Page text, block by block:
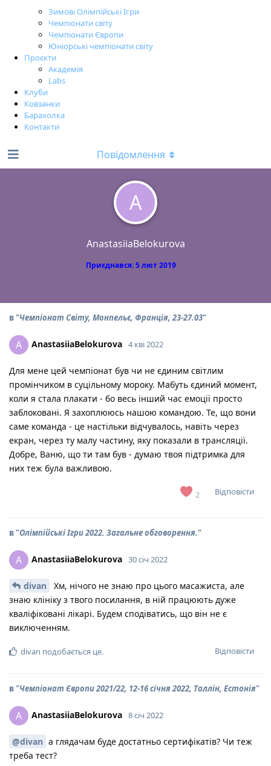
Зимові Олімпійські Ігри
Чемпіонати світу
Чемпіонати Європи
Юніорські чемпіонати світу
Проєкти
Академія
Labs
Клуби
Ковзанки
Барахолка
Контакти
A
AnastasiiaBelokurova
Приєднався:5 лют 2019
Повідомлення
в "Чемпіонат Світу, Монпельє, Франція, 23-27.03"
A AnastasiiaBelokurova 4 кві 2022
Для мене цей чемпіонат був чи не єдиним світлим
промінчиком в суцільному мороку. Мабуть єдиний момент,
коли я стала плакати - бо весь інший час емоції просто
заблоковані. Я захоплююсь нашою командою. Те, що вони
саме команда - це настільки відчувалось, навіть через
екран, через ту малу частину, яку показали в трансляції.
Добре, Ваню, що ти там був - думаю твоя підтримка для
них теж була важливою.
2 Відповісти
в "Олімпійські Ігри 2022. Загальне обговорення."
A AnastasiiaBelokurova 30 січ 2022
divan
Хм, нічого не знаю про цього масажиста, але
знаю клініку з твого посилання, в ній працюють дуже
кваліфіковані лікарі. Будем сподіватись, що він не є
виключенням.
Відповісти
divan подобається це.
в "Чемпіонат Європи 2021/22, 12-16 січня 2022, Таллін, Естонія"
A AnastasiiaBelokurova 8 січ 2022
@divan а глядачам буде достатньо сертифікатів? Чи теж
треба тест?